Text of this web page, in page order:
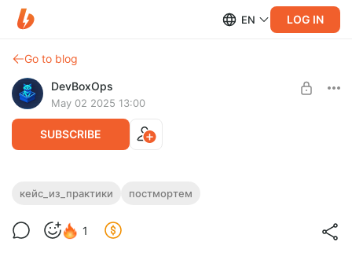
EN LOG IN
Go to blog
DevBoxOps
May 02 2025 13:00
SUBSCRIBE
🔥 Разбор реальных кейсов: Как
(и что мы вынесли)
кейс_из_практики постмортем
1